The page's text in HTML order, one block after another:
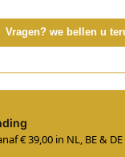
Vragen? we bellen u
€ 39,00 in NL, BE &